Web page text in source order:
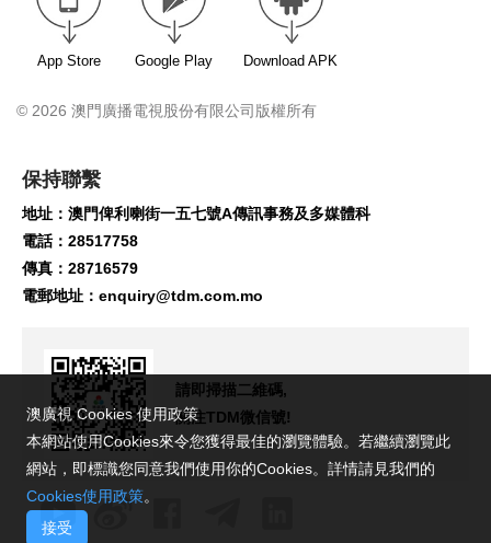
App Store Google Play Download APK
© 2026 澳門廣播電視股份有限公司版權所有
保持聯繫
地址：澳門俾利喇街一五七號A傳訊事務及多媒體科
電話：28517758
傳真：28716579
電郵地址： enquiry@tdm.com.mo
請即掃描二維碼,
關注TDM微信號!
澳廣視 Cookies 使用政策
本網站使用Cookies來令您獲得最佳的瀏覽體驗。若繼續瀏覽此
網站，即標識您同意我們使用你的Cookies。詳情請見我們的
Cookies使用政策。
接受